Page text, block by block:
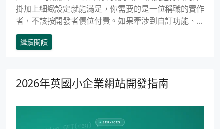
掛加上細緻設定就能滿足，你需要的是一位稱職的實作
者，不該按開發者價位付費。如果牽涉到自訂功能、...
繼續閱讀
2026年英國小企業網站開發指南